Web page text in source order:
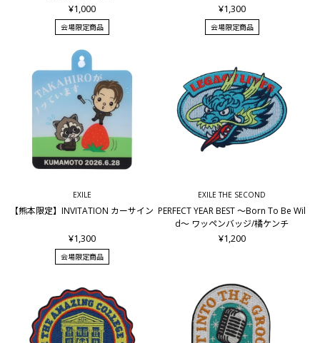
¥1,000
会場限定商品
¥1,300
会場限定商品
EXILE
【熊本限定】INVITATION カーサイン
¥1,300
会場限定商品
EXILE THE SECOND
PERFECT YEAR BEST ～Born To Be Wil
d～ ワッペンバッジ/橘ケンチ
¥1,200